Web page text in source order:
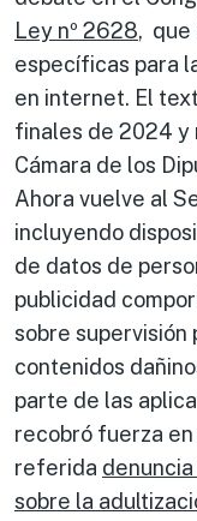
Ley nº 2628, que
específicas para
en internet. El
finales de 2024 y
Cámara de los
Ahora vuelve al
incluyendo
de datos de
publicidad
sobre supervisión
contenidos
parte de las
recobró fuerza
referida
sobre la